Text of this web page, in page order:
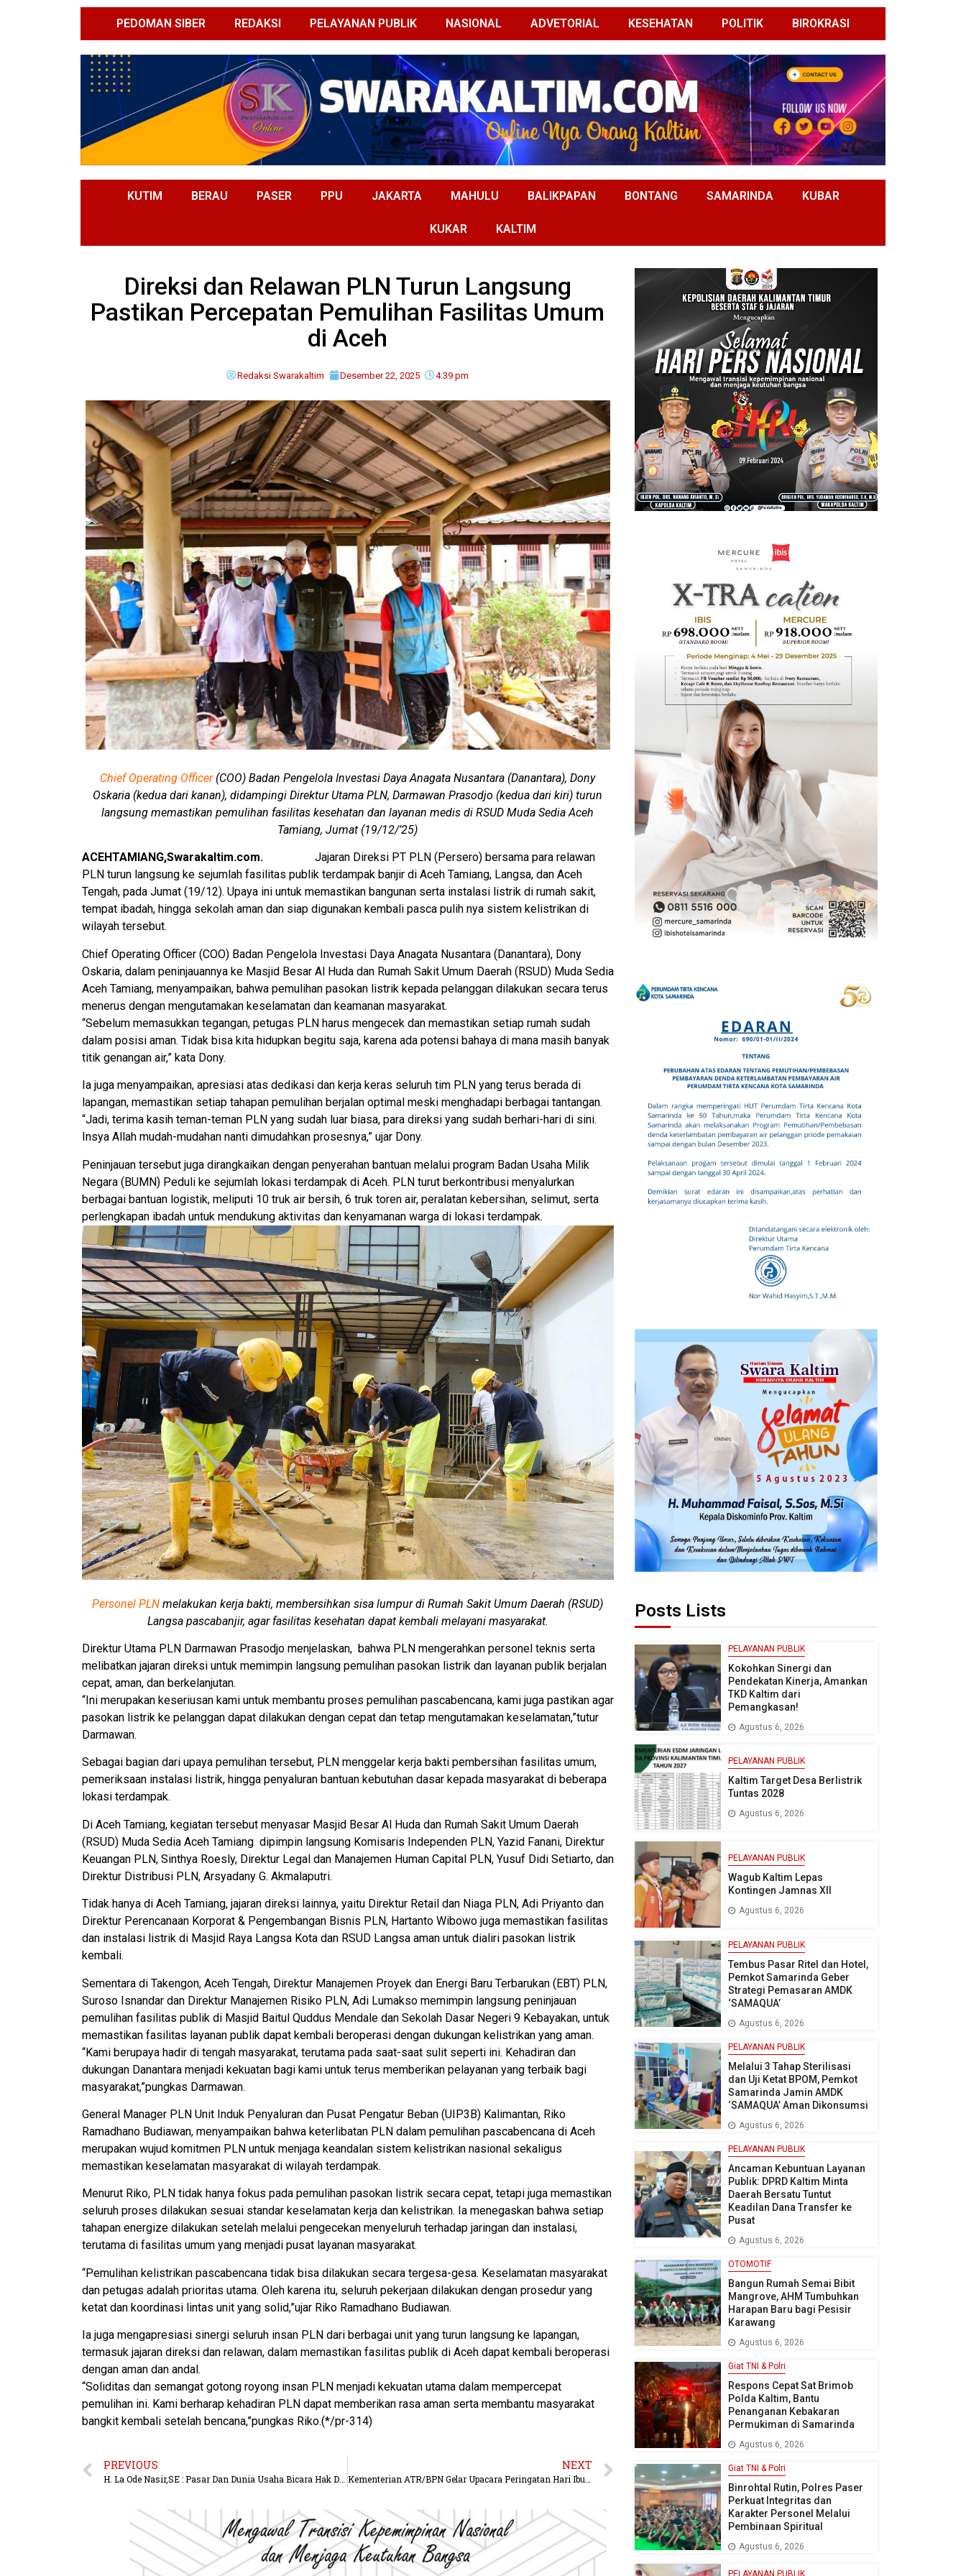
PEDOMAN SIBER REDAKSI PELAYANAN PUBLIK NASIONAL ADVETORIAL KESEHATAN POLITIK BIROKRASI
KUTIM BERAU PASER PPU JAKARTA MAHULU BALIKPAPAN BONTANG SAMARINDA KUBAR
KUKAR KALTIM
Direksi dan Relawan PLN Turun Langsung
Pastikan Percepatan Pemulihan Fasilitas Umum
di Aceh
Redaksi Swarakaltim Desember 22, 2025 4:39 pm
Chief Operating Officer(COO) Badan Pengelola Investasi Daya Anagata Nusantara (Danantara), Dony
Oskaria (kedua dari kanan), didampingi Direktur Utama PLN, Darmawan Prasodjo (kedua dari kiri) turun
langsung memastikan pemulihan fasilitas kesehatan dan layanan medis di RSUD Muda Sedia Aceh
Tamiang, Jumat (19/12/’25)
ACEHTAMIANG,Swarakaltim.com.
Jajaran Direksi PT PLN (Persero) bersama para relawan
PLN turun langsung ke sejumlah fasilitas publik terdampak banjir di Aceh Tamiang, Langsa, dan Aceh
Tengah, pada Jumat (19/12). Upaya ini untuk memastikan bangunan serta instalasi listrik di rumah sakit,
tempat ibadah, hingga sekolah aman dan siap digunakan kembali pasca pulih nya sistem kelistrikan di
wilayah tersebut.
Chief Operating Officer (COO) Badan Pengelola Investasi Daya Anagata Nusantara (Danantara), Dony
Oskaria, dalam peninjauannya ke Masjid Besar Al Huda dan Rumah Sakit Umum Daerah (RSUD) Muda Sedia
Aceh Tamiang, menyampaikan, bahwa pemulihan pasokan listrik kepada pelanggan dilakukan secara terus
menerus dengan mengutamakan keselamatan dan keamanan masyarakat.
“Sebelum memasukkan tegangan, petugas PLN harus mengecek dan memastikan setiap rumah sudah
dalam posisi aman. Tidak bisa kita hidupkan begitu saja, karena ada potensi bahaya di mana masih banyak
titik genangan air,” kata Dony.
Ia juga menyampaikan, apresiasi atas dedikasi dan kerja keras seluruh tim PLN yang terus berada di
lapangan, memastikan setiap tahapan pemulihan berjalan optimal meski menghadapi berbagai tantangan.
“Jadi, terima kasih teman-teman PLN yang sudah luar biasa, para direksi yang sudah berhari-hari di sini.
Insya Allah mudah-mudahan nanti dimudahkan prosesnya,” ujar Dony.
Peninjauan tersebut juga dirangkaikan dengan penyerahan bantuan melalui program Badan Usaha Milik
Negara (BUMN) Peduli ke sejumlah lokasi terdampak di Aceh. PLN turut berkontribusi menyalurkan
berbagai bantuan logistik, meliputi 10 truk air bersih, 6 truk toren air, peralatan kebersihan, selimut, serta
perlengkapan ibadah untuk mendukung aktivitas dan kenyamanan warga di lokasi terdampak.
Personel PLN melakukan kerja bakti, membersihkan sisa lumpur di Rumah Sakit Umum Daerah (RSUD)
Langsa pascabanjir, agar fasilitas kesehatan dapat kembali melayani masyarakat.
Direktur Utama PLN Darmawan Prasodjo menjelaskan, bahwa PLN mengerahkan personel teknis serta
melibatkan jajaran direksi untuk memimpin langsung pemulihan pasokan listrik dan layanan publik berjalan
cepat, aman, dan berkelanjutan.
“Ini merupakan keseriusan kami untuk membantu proses pemulihan pascabencana, kami juga pastikan agar
pasokan listrik ke pelanggan dapat dilakukan dengan cepat dan tetap mengutamakan keselamatan,”tutur
Darmawan.
Sebagai bagian dari upaya pemulihan tersebut, PLN menggelar kerja bakti pembersihan fasilitas umum,
pemeriksaan instalasi listrik, hingga penyaluran bantuan kebutuhan dasar kepada masyarakat di beberapa
lokasi terdampak.
Di Aceh Tamiang, kegiatan tersebut menyasar Masjid Besar Al Huda dan Rumah Sakit Umum Daerah
(RSUD) Muda Sedia Aceh Tamiang dipimpin langsung Komisaris Independen PLN, Yazid Fanani, Direktur
Keuangan PLN, Sinthya Roesly, Direktur Legal dan Manajemen Human Capital PLN, Yusuf Didi Setiarto, dan
Direktur Distribusi PLN, Arsyadany G. Akmalaputri.
Tidak hanya di Aceh Tamiang, jajaran direksi lainnya, yaitu Direktur Retail dan Niaga PLN, Adi Priyanto dan
Direktur Perencanaan Korporat & Pengembangan Bisnis PLN, Hartanto Wibowo juga memastikan fasilitas
dan instalasi listrik di Masjid Raya Langsa Kota dan RSUD Langsa aman untuk dialiri pasokan listrik
kembali.
Sementara di Takengon, Aceh Tengah, Direktur Manajemen Proyek dan Energi Baru Terbarukan (EBT) PLN,
Suroso Isnandar dan Direktur Manajemen Risiko PLN, Adi Lumakso memimpin langsung peninjauan
pemulihan fasilitas publik di Masjid Baitul Quddus Mendale dan Sekolah Dasar Negeri 9 Kebayakan, untuk
memastikan fasilitas layanan publik dapat kembali beroperasi dengan dukungan kelistrikan yang aman.
“Kami berupaya hadir di tengah masyarakat, terutama pada saat-saat sulit seperti ini. Kehadiran dan
dukungan Danantara menjadi kekuatan bagi kami untuk terus memberikan pelayanan yang terbaik bagi
masyarakat,”pungkas Darmawan.
General Manager PLN Unit Induk Penyaluran dan Pusat Pengatur Beban (UIP3B) Kalimantan, Riko
Ramadhano Budiawan, menyampaikan bahwa keterlibatan PLN dalam pemulihan pascabencana di Aceh
merupakan wujud komitmen PLN untuk menjaga keandalan sistem kelistrikan nasional sekaligus
memastikan keselamatan masyarakat di wilayah terdampak.
Menurut Riko, PLN tidak hanya fokus pada pemulihan pasokan listrik secara cepat, tetapi juga memastikan
seluruh proses dilakukan sesuai standar keselamatan kerja dan kelistrikan. Ia menegaskan bahwa setiap
tahapan energize dilakukan setelah melalui pengecekan menyeluruh terhadap jaringan dan instalasi,
terutama di fasilitas umum yang menjadi pusat layanan masyarakat.
“Pemulihan kelistrikan pascabencana tidak bisa dilakukan secara tergesa-gesa. Keselamatan masyarakat
dan petugas adalah prioritas utama. Oleh karena itu, seluruh pekerjaan dilakukan dengan prosedur yang
ketat dan koordinasi lintas unit yang solid,”ujar Riko Ramadhano Budiawan.
Ia juga mengapresiasi sinergi seluruh insan PLN dari berbagai unit yang turun langsung ke lapangan,
termasuk jajaran direksi dan relawan, dalam memastikan fasilitas publik di Aceh dapat kembali beroperasi
dengan aman dan andal.
“Soliditas dan semangat gotong royong insan PLN menjadi kekuatan utama dalam mempercepat
pemulihan ini. Kami berharap kehadiran PLN dapat memberikan rasa aman serta membantu masyarakat
bangkit kembali setelah bencana,”pungkas Riko.(*/pr-314)
PREVIOUS NEXT
Posts Lists
PELAYANAN PUBLIK
Kokohkan Sinergi dan
Pendekatan Kinerja, Amankan
TKD Kaltim dari
Pemangkasan!
Agustus 6, 2026
PELAYANAN PUBLIK
Kaltim Target Desa Berlistrik
Tuntas 2028
Agustus 6, 2026
PELAYANAN PUBLIK
Wagub Kaltim Lepas
Kontingen Jamnas XII
Agustus 6, 2026
PELAYANAN PUBLIK
Tembus Pasar Ritel dan Hotel,
Pemkot Samarinda Geber
Strategi Pemasaran AMDK
‘SAMAQUA’
Agustus 6, 2026
PELAYANAN PUBLIK
Melalui 3 Tahap Sterilisasi
dan Uji Ketat BPOM, Pemkot
Samarinda Jamin AMDK
‘SAMAQUA’ Aman Dikonsumsi
Agustus 6, 2026
PELAYANAN PUBLIK
Ancaman Kebuntuan Layanan
Publik: DPRD Kaltim Minta
Daerah Bersatu Tuntut
Keadilan Dana Transfer ke
Pusat
Agustus 6, 2026
OTOMOTIF
Bangun Rumah Semai Bibit
Mangrove, AHM Tumbuhkan
Harapan Baru bagi Pesisir
Karawang
Agustus 6, 2026
Giat TNI & Polri
Respons Cepat Sat Brimob
Polda Kaltim, Bantu
Penanganan Kebakaran
Permukiman di Samarinda
Agustus 6, 2026
Giat TNI & Polri
Binrohtal Rutin, Polres Paser
Perkuat Integritas dan
Karakter Personel Melalui
Pembinaan Spiritual
Agustus 6, 2026
PELAYANAN PUBLIK